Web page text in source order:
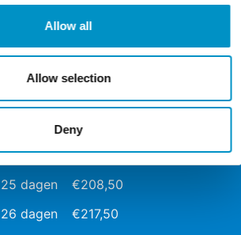
Allow all
Allow selection
Deny
19 dagen
€157,50
22 dagen
€182,49
23 dagen
€190,99
24 dagen
€199,50
25 dagen
€208,50
26 dagen
€217,50